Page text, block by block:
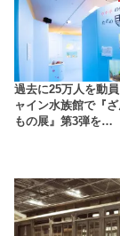
過去に25万人を動
ャイン水族館で『
もの展』第3弾を…